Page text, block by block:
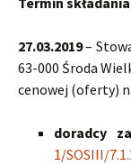
27.03.2019–
63-000 Środa
cenowej (oferty)
doradcy
1/SOSIII/